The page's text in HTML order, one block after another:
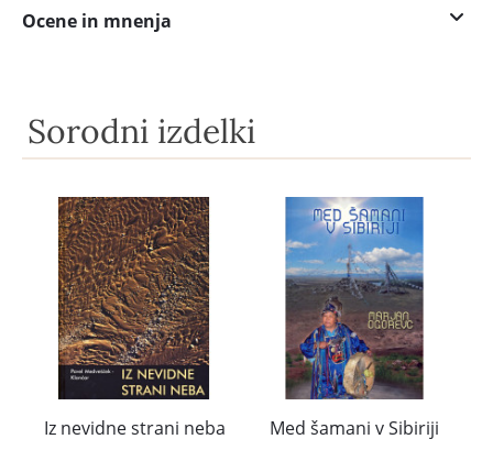
Ocene in mnenja
Sorodni izdelki
Iz nevidne strani neba Med šamani v Sibiriji